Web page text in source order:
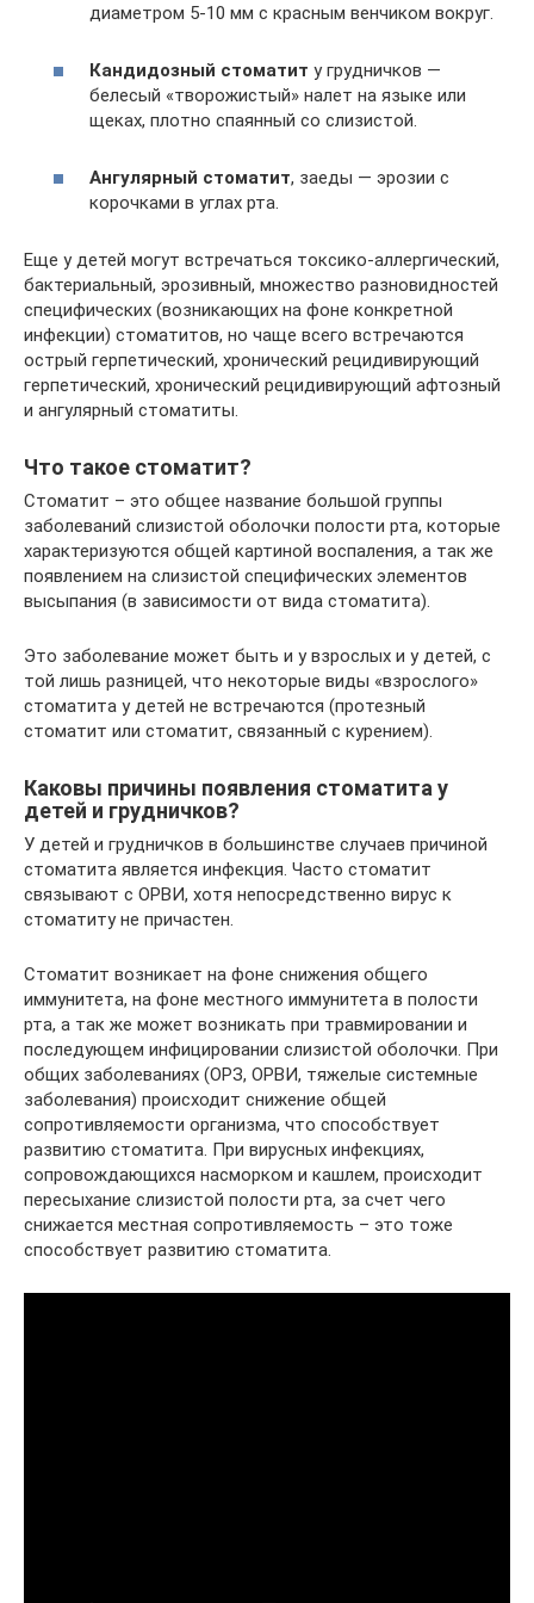
диаметром 5-10 мм с красным венчиком вокруг.
Кандидозный стоматит у грудничков —
белесый «творожистый» налет на языке или
щеках, плотно спаянный со слизистой.
Ангулярный стоматит, заеды — эрозии с
корочками в углах рта.
Еще у детей могут встречаться токсико-аллергический,
бактериальный, эрозивный, множество разновидностей
специфических (возникающих на фоне конкретной
инфекции) стоматитов, но чаще всего встречаются
острый герпетический, хронический рецидивирующий
герпетический, хронический рецидивирующий афтозный
и ангулярный стоматиты.
Что такое стоматит?
Стоматит – это общее название большой группы
заболеваний слизистой оболочки полости рта, которые
характеризуются общей картиной воспаления, а так же
появлением на слизистой специфических элементов
высыпания (в зависимости от вида стоматита).
Это заболевание может быть и у взрослых и у детей, с
той лишь разницей, что некоторые виды «взрослого»
стоматита у детей не встречаются (протезный
стоматит или стоматит, связанный с курением).
Каковы причины появления стоматита у
детей и грудничков?
У детей и грудничков в большинстве случаев причиной
стоматита является инфекция. Часто стоматит
связывают с ОРВИ, хотя непосредственно вирус к
стоматиту не причастен.
Стоматит возникает на фоне снижения общего
иммунитета, на фоне местного иммунитета в полости
рта, а так же может возникать при травмировании и
последующем инфицировании слизистой оболочки. При
общих заболеваниях (ОРЗ, ОРВИ, тяжелые системные
заболевания) происходит снижение общей
сопротивляемости организма, что способствует
развитию стоматита. При вирусных инфекциях,
сопровождающихся насморком и кашлем, происходит
пересыхание слизистой полости рта, за счет чего
снижается местная сопротивляемость – это тоже
способствует развитию стоматита.